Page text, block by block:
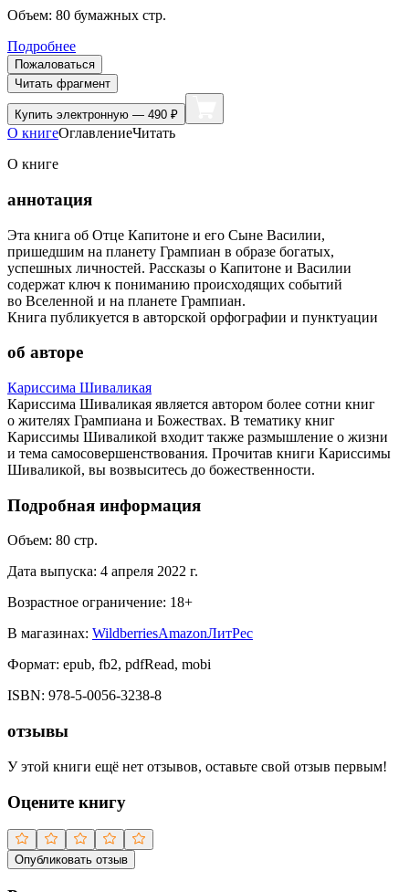
Объем: 80 бумажных стр.
Подробнее
Пожаловаться
Читать фрагмент
Купить электронную — 490 ₽
О книгеОглавлениеЧитать
О книге
аннотация
Эта книга об Отце Капитоне и его Сыне Василии,
пришедшим на планету Грампиан в образе богатых,
успешных личностей. Рассказы о Капитоне и Василии
содержат ключ к пониманию происходящих событий
во Вселенной и на планете Грампиан.
Книга публикуется в авторской орфографии и пунктуации
об авторе
Кариссима Шиваликая
Кариссима Шиваликая является автором более сотни книг
о жителях Грампиана и Божествах. В тематику книг
Кариссимы Шиваликой входит также размышление о жизни
и тема самосовершенствования. Прочитав книги Кариссимы
Шиваликой, вы возвыситесь до божественности.
Подробная информация
Объем: 80 стр.
Дата выпуска: 4 апреля 2022 г.
Возрастное ограничение: 18+
В магазинах: WildberriesAmazonЛитРес
Формат: epub, fb2, pdfRead, mobi
ISBN: 978-5-0056-3238-8
отзывы
У этой книги ещё нет отзывов, оставьте свой отзыв первым!
Оцените книгу
Опубликовать отзыв